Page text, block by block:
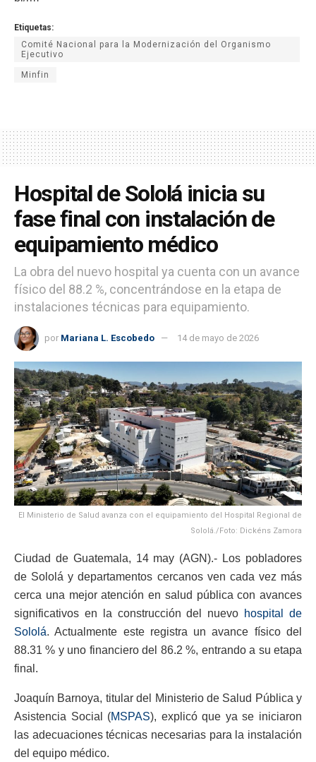
Etiquetas:
Comité Nacional para la Modernización del Organismo
Ejecutivo
Minfin
Hospital de Sololá inicia su
fase final con instalación de
equipamiento médico
La obra del nuevo hospital ya cuenta con un avance
físico del 88.2 %, concentrándose en la etapa de
instalaciones técnicas para equipamiento.
por Mariana L. Escobedo 14 de mayo de 2026
El Ministerio de Salud avanza con el equipamiento del Hospital Regional de
Sololá./Foto: Dickéns Zamora
Ciudad de Guatemala, 14 may (AGN).- Los pobladores
de Sololá y departamentos cercanos ven cada vez más
cerca una mejor atención en salud pública con avances
significativos en la construcción del nuevo hospital de
Sololá. Actualmente este registra un avance físico del
88.31 % y uno financiero del 86.2 %, entrando a su etapa
final.
Joaquín Barnoya, titular del Ministerio de Salud Pública y
Asistencia Social (MSPAS), explicó que ya se iniciaron
las adecuaciones técnicas necesarias para la instalación
del equipo médico.